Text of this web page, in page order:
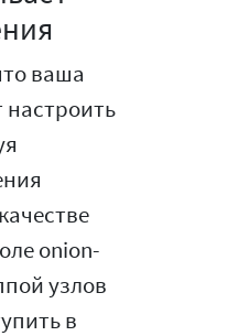
ваша
настроить
onion-
узлов
в